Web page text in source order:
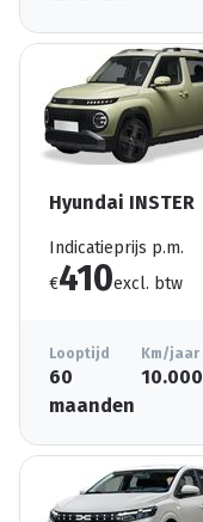
Hyundai INSTER
Indicatieprijs p.m.
€410excl. btw
Looptijd
60
maanden
Km/jaar
10.000